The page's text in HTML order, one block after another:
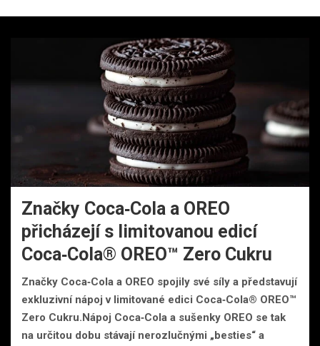
Značky Coca‑Cola a OREO
přicházejí s limitovanou edicí
Coca‑Cola® OREO™ Zero Cukru
Značky Coca‑Cola a OREO spojily své síly a představují
exkluzivní nápoj v limitované edici Coca‑Cola® OREO™
Zero Cukru.Nápoj Coca‑Cola a sušenky OREO se tak
na určitou dobu stávají nerozlučnými „besties“ a